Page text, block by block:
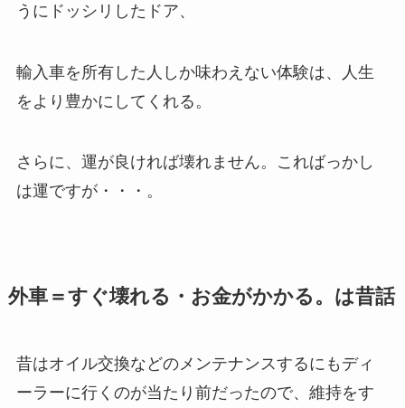
うにドッシリしたドア、
輸入車を所有した人しか味わえない体験は、人生
をより豊かにしてくれる。
さらに、運が良ければ壊れません。こればっかし
は運ですが・・・。
外車＝すぐ壊れる・お金がかかる。は昔話
昔はオイル交換などのメンテナンスするにもディ
ーラーに行くのが当たり前だったので、維持をす